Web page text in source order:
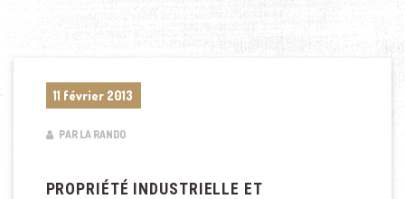
11 février 2013
PAR LA RANDO
PROPRIÉTÉ INDUSTRIELLE ET